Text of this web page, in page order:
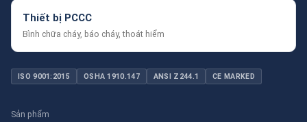
Thiết bị PCCC
Bình chữa cháy, báo cháy, thoát hiểm
ISO 9001:2015 OSHA 1910.147 ANSI Z244.1 CE MARKED
Sản phẩm